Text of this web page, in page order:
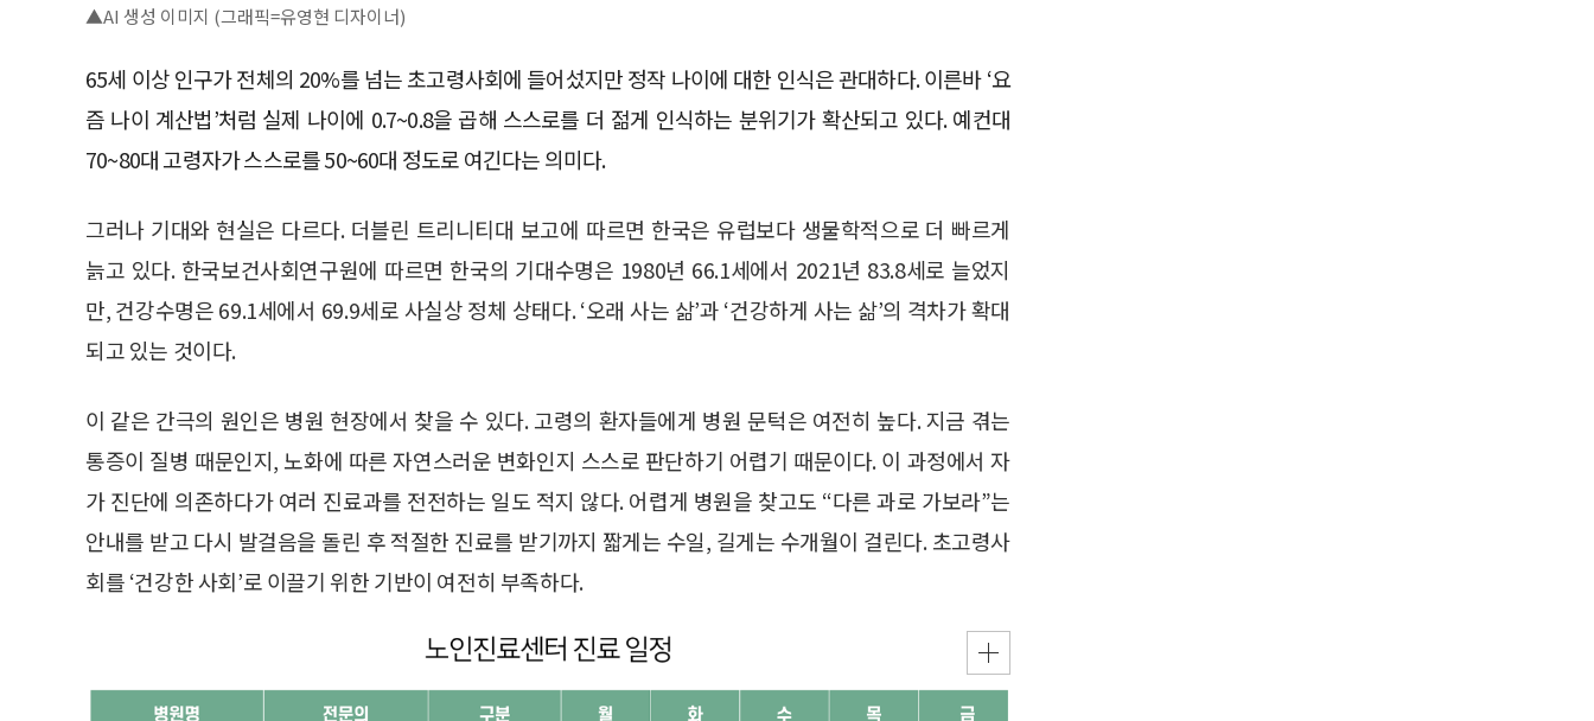
▲AI 생성 이미지 (그래픽=유영현 디자이너)
65세 이상 인구가 전체의 20%를 넘는 초고령사회에 들어섰지만 정작 나이에 대한 인식은 관대하다. 이른바 ‘요
즘 나이 계산법’처럼 실제 나이에 0.7~0.8을 곱해 스스로를 더 젊게 인식하는 분위기가 확산되고 있다. 예컨대
70~80대 고령자가 스스로를 50~60대 정도로 여긴다는 의미다.
그러나 기대와 현실은 다르다. 더블린 트리니티대 보고에 따르면 한국은 유럽보다 생물학적으로 더 빠르게
늙고 있다. 한국보건사회연구원에 따르면 한국의 기대수명은 1980년 66.1세에서 2021년 83.8세로 늘었지
만, 건강수명은 69.1세에서 69.9세로 사실상 정체 상태다. ‘오래 사는 삶’과 ‘건강하게 사는 삶’의 격차가 확대
되고 있는 것이다.
이 같은 간극의 원인은 병원 현장에서 찾을 수 있다. 고령의 환자들에게 병원 문턱은 여전히 높다. 지금 겪는
통증이 질병 때문인지, 노화에 따른 자연스러운 변화인지 스스로 판단하기 어렵기 때문이다. 이 과정에서 자
가 진단에 의존하다가 여러 진료과를 전전하는 일도 적지 않다. 어렵게 병원을 찾고도 “다른 과로 가보라”는
안내를 받고 다시 발걸음을 돌린 후 적절한 진료를 받기까지 짧게는 수일, 길게는 수개월이 걸린다. 초고령사
회를 ‘건강한 사회’로 이끌기 위한 기반이 여전히 부족하다.